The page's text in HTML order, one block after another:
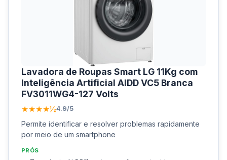
Lavadora de Roupas Smart LG 11Kg com
Inteligência Artificial AIDD VC5 Branca
FV3011WG4-127 Volts
★★★★½4.9/5
Permite identificar e resolver problemas rapidamente
por meio de um smartphone
PRÓS